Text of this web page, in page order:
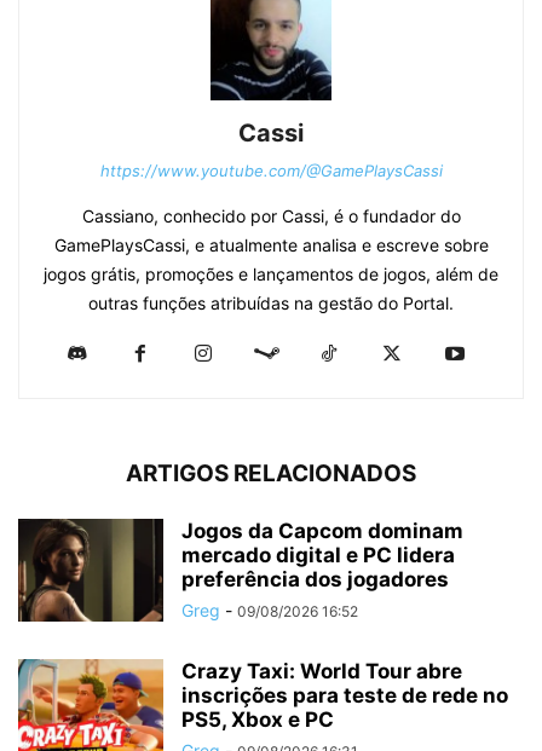
Cassi
https://www.youtube.com/@GamePlaysCassi
Cassiano, conhecido por Cassi, é o fundador do
GamePlaysCassi, e atualmente analisa e escreve sobre
jogos grátis, promoções e lançamentos de jogos, além de
outras funções atribuídas na gestão do Portal.
ARTIGOS RELACIONADOS
Jogos da Capcom dominam
mercado digital e PC lidera
preferência dos jogadores
Greg - 09/08/2026 16:52
Crazy Taxi: World Tour abre
inscrições para teste de rede no
PS5, Xbox e PC